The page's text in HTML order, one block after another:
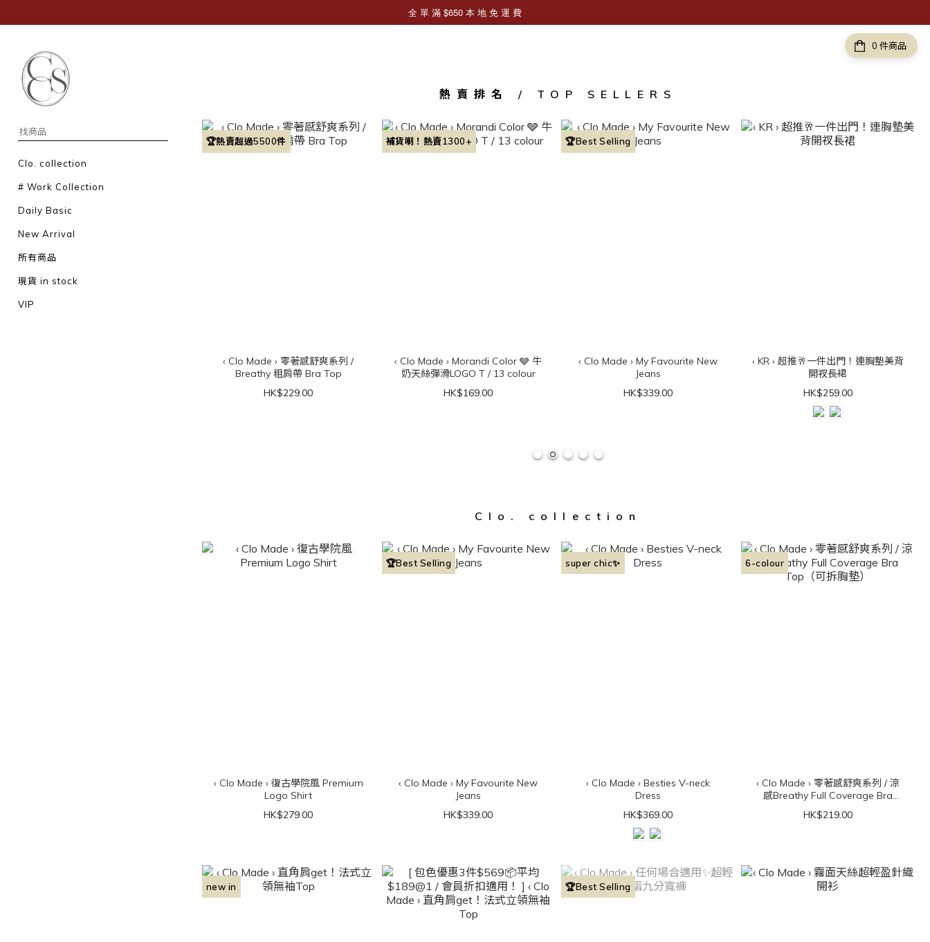
Clo. collection
# Work Collection
Daily Basic
New Arrival
所有商品
現貨 in stock
VIP
件商品
熱賣排名 / TOP SELLERS
🏆熱賣超過5500件
‹ Clo Made › 零著感舒爽系列 /
Breathy 粗肩帶 Bra Top
HK$229.00
補貨喇！熱賣1300+
‹ Clo Made › Morandi Color 🩶 牛
奶天絲彈滑LOGO T / 13 colour
HK$169.00
🏆Best Selling
‹ Clo Made › My Favourite New
Jeans
HK$339.00
‹ KR › 超推🥂一件出門！連胸墊美背
開衩長裙
HK$259.00
Clo. collection
‹ Clo Made › 復古學院風 Premium
Logo Shirt
HK$279.00
🏆Best Selling
‹ Clo Made › My Favourite New
Jeans
HK$339.00
super chic✨
‹ Clo Made › Besties V-neck
Dress
HK$369.00
6-colour
‹ Clo Made › 零著感舒爽系列 / 涼
感Breathy Full Coverage Bra
Top（可拆胸墊）
HK$219.00
new in 🏆Best Selling